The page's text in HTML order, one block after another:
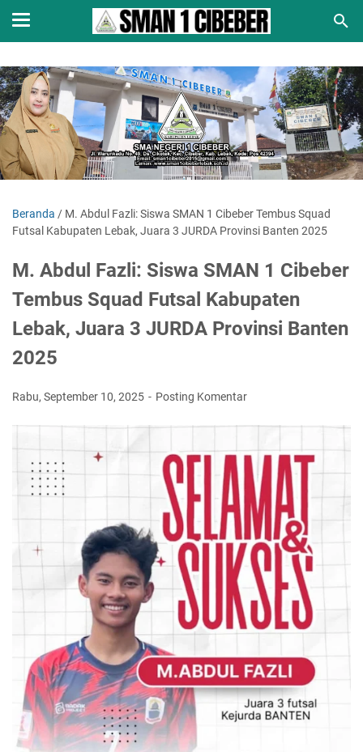
Beranda / M. Abdul Fazli: Siswa SMAN 1 Cibeber Tembus Squad
Futsal Kabupaten Lebak, Juara 3 JURDA Provinsi Banten 2025
M. Abdul Fazli: Siswa SMAN 1 Cibeber
Tembus Squad Futsal Kabupaten
Lebak, Juara 3 JURDA Provinsi Banten
2025
Rabu, September 10, 2025 Posting Komentar